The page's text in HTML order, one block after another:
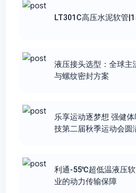
LT301C高压水泥软管
液压接头选型：全球主
与螺纹密封方案
乐享运动逐梦想 强健
技第二届秋季运动会圆
利通-55℃超低温液压
业的动力传输保障